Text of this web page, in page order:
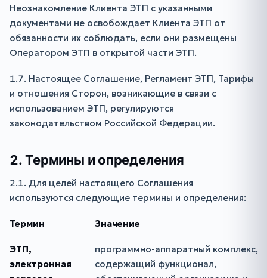
Неознакомление Клиента ЭТП с указанными
документами не освобождает Клиента ЭТП от
обязанности их соблюдать, если они размещены
Оператором ЭТП в открытой части ЭТП.
1.7. Настоящее Соглашение, Регламент ЭТП, Тарифы
и отношения Сторон, возникающие в связи с
использованием ЭТП, регулируются
законодательством Российской Федерации.
2. Термины и определения
2.1. Для целей настоящего Соглашения
используются следующие термины и определения:
Термин Значение
ЭТП,
электронная
программно-аппаратный комплекс,
содержащий функционал,